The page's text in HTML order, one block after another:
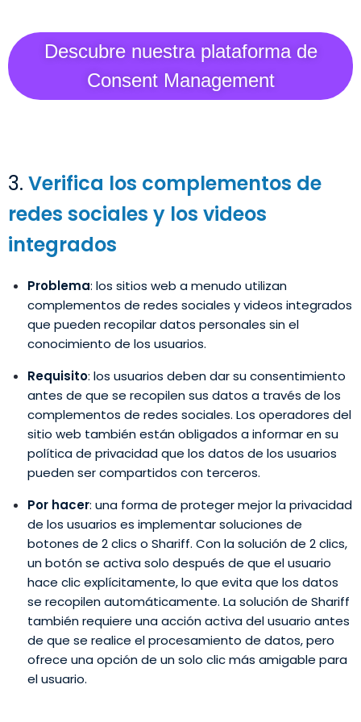
Descubre nuestra plataforma de
Consent Management
3. Verifica los complementos de
redes sociales y los videos
integrados
Problema: los sitios web a menudo utilizan
complementos de redes sociales y videos integrados
que pueden recopilar datos personales sin el
conocimiento de los usuarios.
Requisito: los usuarios deben dar su consentimiento
antes de que se recopilen sus datos a través de los
complementos de redes sociales. Los operadores del
sitio web también están obligados a informar en su
política de privacidad que los datos de los usuarios
pueden ser compartidos con terceros.
Por hacer: una forma de proteger mejor la privacidad
de los usuarios es implementar soluciones de
botones de 2 clics o Shariff. Con la solución de 2 clics,
un botón se activa solo después de que el usuario
hace clic explícitamente, lo que evita que los datos
se recopilen automáticamente. La solución de Shariff
también requiere una acción activa del usuario antes
de que se realice el procesamiento de datos, pero
ofrece una opción de un solo clic más amigable para
el usuario.